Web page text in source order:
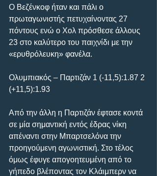
Ο Βεζένκοφ ήταν και πάλι ο
πρωταγωνιστής πετυχαίνοντας 27
πόντους ενώ ο Χολ πρόσθεσε άλλους
23 στο καλύτερο του παιχνίδι με την
«ερυθρόλευκη» φανέλα.
Ολυμπιακός – Παρτιζάν 1 (-11,5):1.87 2
(+11,5):1.93
Από την άλλη η Παρτιζάν έφτασε κοντά
σε μία σημαντική εντός έδρας νίκη
απέναντι στην Μπαρτσελόνα την
προηγούμενη αγωνιστική. Στο τέλος
όμως έφυγε απογοητευμένη από το
γήπεδο βλέποντας τον Κλάιμπερν να